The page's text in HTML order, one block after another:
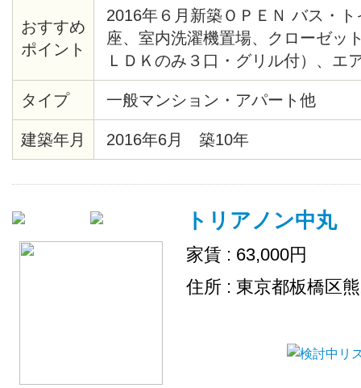
おすすめ
ポイント
2016年６月新築ＯＰＥＮ バス・
座、室内洗濯機置場、クローゼッ
ＬＤＫのみ３口・グリル付）、エ
ボックス バルコニー、室内干フッ
ーインターホンあり。
タイプ 一般マンション・アパート他
建築年月 2016年6月 築10年
トリアノン中丸
家賃 : 63,000円
住所 : 東京都板橋区